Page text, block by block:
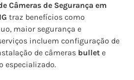
Câmeras de Segurança em
traz benefícios como
maior segurança e
incluem configuração de
de câmeras bullet e
especializado.